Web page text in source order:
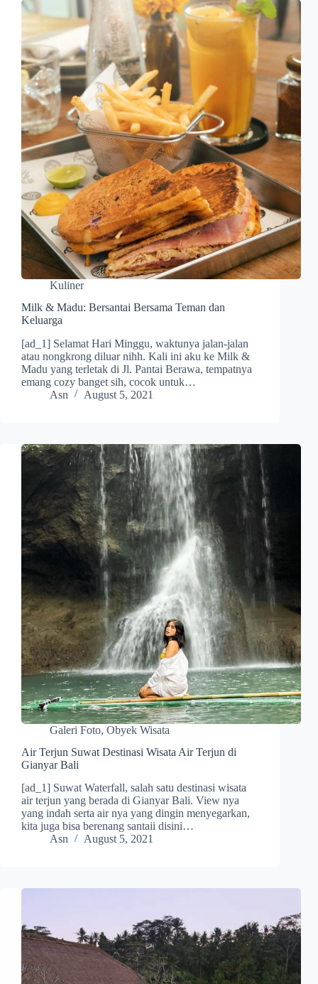
Kuliner
Milk & Madu: Bersantai Bersama Teman dan
Keluarga
[ad_1] Selamat Hari Minggu, waktunya jalan-jalan
atau nongkrong diluar nihh. Kali ini aku ke Milk &
Madu yang terletak di Jl. Pantai Berawa, tempatnya
emang cozy banget sih, cocok untuk…
Asn
August 5, 2021
Galeri Foto, Obyek Wisata
Air Terjun Suwat Destinasi Wisata Air Terjun di
Gianyar Bali
[ad_1] Suwat Waterfall, salah satu destinasi wisata
air terjun yang berada di Gianyar Bali. View nya
yang indah serta air nya yang dingin menyegarkan,
kita juga bisa berenang santaii disini…
Asn
August 5, 2021